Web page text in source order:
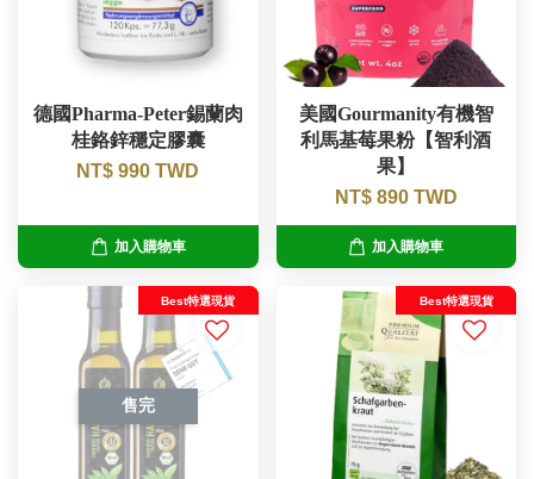
德國Pharma-Peter錫蘭肉
桂鉻鋅穩定膠囊
NT$ 990 TWD
加入購物車
美國Gourmanity有機智
利馬基莓果粉【智利酒
果】
NT$ 890 TWD
加入購物車
售完
Best特選現貨 Best特選現貨